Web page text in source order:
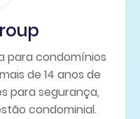
para condomínios
de 14 anos de
para segurança,
condominial.